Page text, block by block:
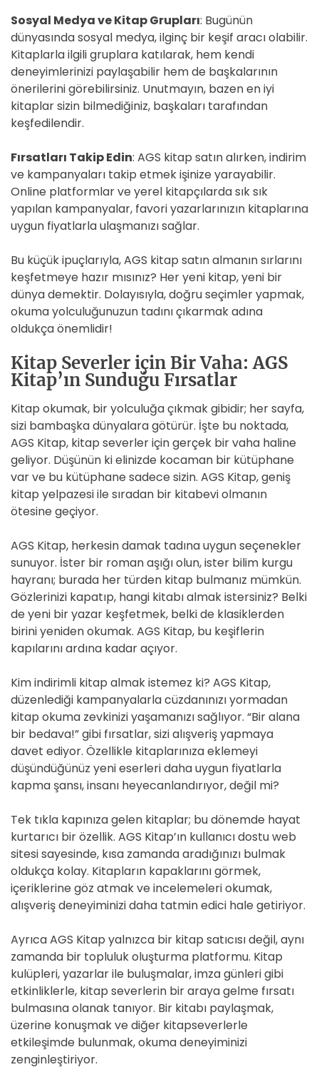
Sosyal Medya ve Kitap Grupları: Bugünün
dünyasında sosyal medya, ilginç bir keşif aracı olabilir.
Kitaplarla ilgili gruplara katılarak, hem kendi
deneyimlerinizi paylaşabilir hem de başkalarının
önerilerini görebilirsiniz. Unutmayın, bazen en iyi
kitaplar sizin bilmediğiniz, başkaları tarafından
keşfedilendir.
Fırsatları Takip Edin: AGS kitap satın alırken, indirim
ve kampanyaları takip etmek işinize yarayabilir.
Online platformlar ve yerel kitapçılarda sık sık
yapılan kampanyalar, favori yazarlarınızın kitaplarına
uygun fiyatlarla ulaşmanızı sağlar.
Bu küçük ipuçlarıyla, AGS kitap satın almanın sırlarını
keşfetmeye hazır mısınız? Her yeni kitap, yeni bir
dünya demektir. Dolayısıyla, doğru seçimler yapmak,
okuma yolculuğunuzun tadını çıkarmak adına
oldukça önemlidir!
Kitap Severler için Bir Vaha: AGS
Kitap’ın Sunduğu Fırsatlar
Kitap okumak, bir yolculuğa çıkmak gibidir; her sayfa,
sizi bambaşka dünyalara götürür. İşte bu noktada,
AGS Kitap, kitap severler için gerçek bir vaha haline
geliyor. Düşünün ki elinizde kocaman bir kütüphane
var ve bu kütüphane sadece sizin. AGS Kitap, geniş
kitap yelpazesi ile sıradan bir kitabevi olmanın
ötesine geçiyor.
AGS Kitap, herkesin damak tadına uygun seçenekler
sunuyor. İster bir roman aşığı olun, ister bilim kurgu
hayranı; burada her türden kitap bulmanız mümkün.
Gözlerinizi kapatıp, hangi kitabı almak istersiniz? Belki
de yeni bir yazar keşfetmek, belki de klasiklerden
birini yeniden okumak. AGS Kitap, bu keşiflerin
kapılarını ardına kadar açıyor.
Kim indirimli kitap almak istemez ki? AGS Kitap,
düzenlediği kampanyalarla cüzdanınızı yormadan
kitap okuma zevkinizi yaşamanızı sağlıyor. “Bir alana
bir bedava!” gibi fırsatlar, sizi alışveriş yapmaya
davet ediyor. Özellikle kitaplarınıza eklemeyi
düşündüğünüz yeni eserleri daha uygun fiyatlarla
kapma şansı, insanı heyecanlandırıyor, değil mi?
Tek tıkla kapınıza gelen kitaplar; bu dönemde hayat
kurtarıcı bir özellik. AGS Kitap’ın kullanıcı dostu web
sitesi sayesinde, kısa zamanda aradığınızı bulmak
oldukça kolay. Kitapların kapaklarını görmek,
içeriklerine göz atmak ve incelemeleri okumak,
alışveriş deneyiminizi daha tatmin edici hale getiriyor.
Ayrıca AGS Kitap yalnızca bir kitap satıcısı değil, aynı
zamanda bir topluluk oluşturma platformu. Kitap
kulüpleri, yazarlar ile buluşmalar, imza günleri gibi
etkinliklerle, kitap severlerin bir araya gelme fırsatı
bulmasına olanak tanıyor. Bir kitabı paylaşmak,
üzerine konuşmak ve diğer kitapseverlerle
etkileşimde bulunmak, okuma deneyiminizi
zenginleştiriyor.